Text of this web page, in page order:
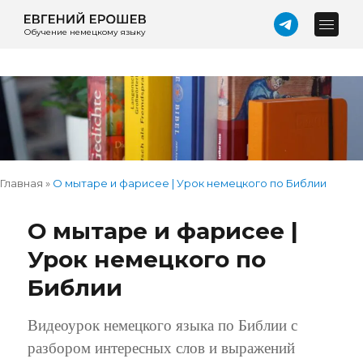
Обучение немецкому языку
Главная » О мытаре и фарисее | Урок немецкого по Библии
О мытаре и фарисее |
Урок немецкого по
Библии
Видеоурок немецкого языка по Библии с
разбором интересных слов и выражений